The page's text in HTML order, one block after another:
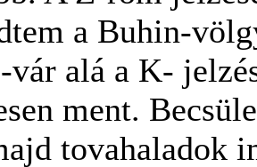
a Buhin-
vár alá a K-
ment.
tovahaladok